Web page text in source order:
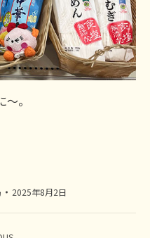
。
2025年8月2日